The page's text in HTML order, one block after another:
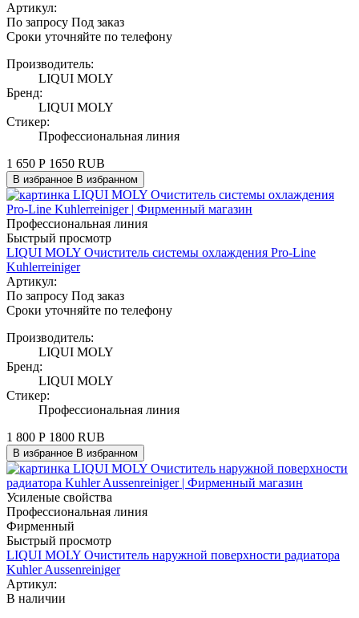
Артикул:
По запросу Под заказ
Сроки уточняйте по телефону
Производитель:
LIQUI MOLY
Бренд:
LIQUI MOLY
Стикер:
Профессиональная линия
1 650 Р 1650 RUB
В избранное В избранном
Профессиональная линия
Быстрый просмотр
LIQUI MOLY Очиститель системы охлаждения Pro-Line
Kuhlerreiniger
Артикул:
По запросу Под заказ
Сроки уточняйте по телефону
Производитель:
LIQUI MOLY
Бренд:
LIQUI MOLY
Стикер:
Профессиональная линия
1 800 Р 1800 RUB
В избранное В избранном
Усиленые свойства
Профессиональная линия
Фирменный
Быстрый просмотр
LIQUI MOLY Очиститель наружной поверхности радиатора
Kuhler Aussenreiniger
Артикул:
В наличии